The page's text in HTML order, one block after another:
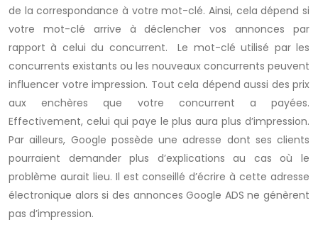
de la correspondance à votre mot-clé. Ainsi, cela dépend si
votre mot-clé arrive à déclencher vos annonces par
rapport à celui du concurrent. Le mot-clé utilisé par les
concurrents existants ou les nouveaux concurrents peuvent
influencer votre impression. Tout cela dépend aussi des prix
aux enchères que votre concurrent a payées.
Effectivement, celui qui paye le plus aura plus d’impression.
Par ailleurs, Google possède une adresse dont ses clients
pourraient demander plus d’explications au cas où le
problème aurait lieu. Il est conseillé d’écrire à cette adresse
électronique alors si des annonces Google ADS ne génèrent
pas d’impression.